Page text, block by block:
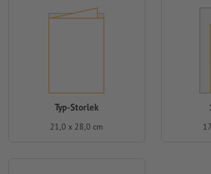
Typ-Storlek
21,0 x 28,0 cm